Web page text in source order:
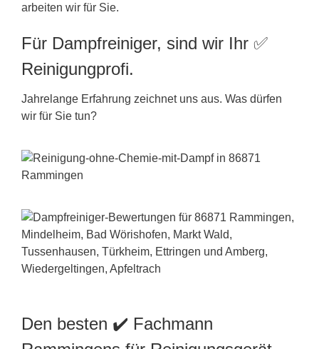
arbeiten wir für Sie.
Für Dampfreiniger, sind wir Ihr ✅
Reinigungprofi.
Jahrelange Erfahrung zeichnet uns aus. Was dürfen
wir für Sie tun?
Den besten ✔️ Fachmann